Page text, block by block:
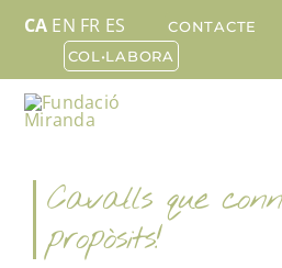
Skip
content
CA EN FR ES
CONTACTE
COL•LABORA
FUNDACIÓ
Cavalls que
propòsits!